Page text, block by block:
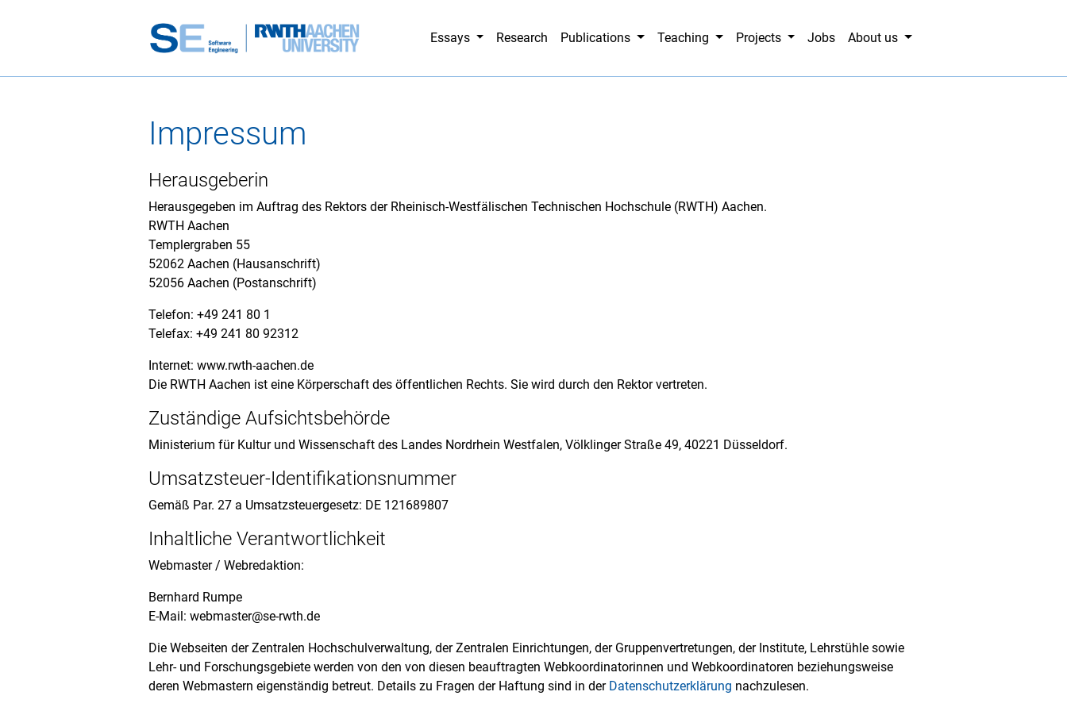
Essays Research Publications Teaching Projects Jobs About us
Impressum
Herausgeberin
Herausgegeben im Auftrag des Rektors der Rheinisch-Westfälischen Technischen Hochschule (RWTH) Aachen.
RWTH Aachen
Templergraben 55
52062 Aachen (Hausanschrift)
52056 Aachen (Postanschrift)
Telefon: +49 241 80 1
Telefax: +49 241 80 92312
Internet: www.rwth-aachen.de
Die RWTH Aachen ist eine Körperschaft des öffentlichen Rechts. Sie wird durch den Rektor vertreten.
Zuständige Aufsichtsbehörde
Ministerium für Kultur und Wissenschaft des Landes Nordrhein Westfalen, Völklinger Straße 49, 40221 Düsseldorf.
Umsatzsteuer-Identifikationsnummer
Gemäß Par. 27 a Umsatzsteuergesetz: DE 121689807
Inhaltliche Verantwortlichkeit
Webmaster / Webredaktion:
Bernhard Rumpe
E-Mail: webmaster@se-rwth.de
Die Webseiten der Zentralen Hochschulverwaltung, der Zentralen Einrichtungen, der Gruppenvertretungen, der Institute, Lehrstühle sowie
Lehr- und Forschungsgebiete werden von den von diesen beauftragten Webkoordinatorinnen und Webkoordinatoren beziehungsweise
deren Webmastern eigenständig betreut. Details zu Fragen der Haftung sind in der Datenschutzerklärung nachzulesen.